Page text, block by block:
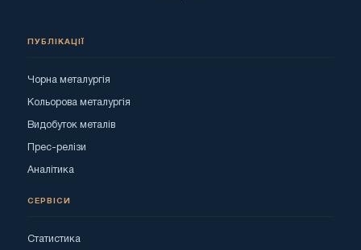
ПУБЛІКАЦІЇ
Чорна металургія
Кольорова металургія
Видобуток металів
Прес-релізи
Аналітика
СЕРВІСИ
Статистика